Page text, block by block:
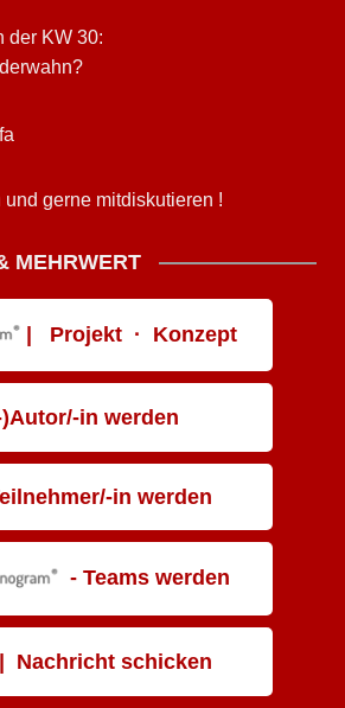
der KW 30:
gerne mitdiskutieren !
MEHRWERT
| Projekt · Konzept
in werden
in werden
- Teams werden
Nachricht schicken